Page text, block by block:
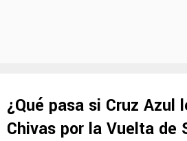
¿Qué pasa si Cruz Azul
Chivas por la Vuelta de